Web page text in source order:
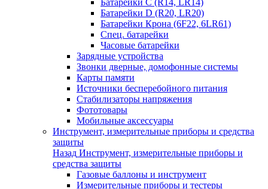
Батарейки C (R14, LR14)
Батарейки D (R20, LR20)
Батарейки Крона (6F22, 6LR61)
Спец. батарейки
Часовые батарейки
Зарядные устройства
Звонки дверные, домофонные системы
Карты памяти
Источники бесперебойного питания
Стабилизаторы напряжения
Фототовары
Мобильные аксессуары
Инструмент, измерительные приборы и средства
защиты
Назад Инструмент, измерительные приборы и
средства защиты
Газовые баллоны и инструмент
Измерительные приборы и тестеры